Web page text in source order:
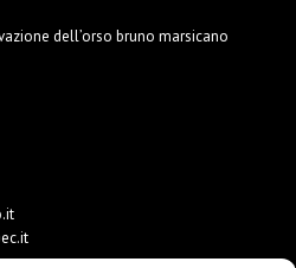
dell’orso bruno marsicano